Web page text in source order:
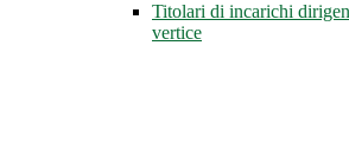
Titolari di incarichi
vertice